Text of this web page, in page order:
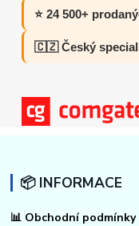
⭐ 24 500+
🇨🇿 Český
📦 INFORMACE
📊 Obchodní podmínky